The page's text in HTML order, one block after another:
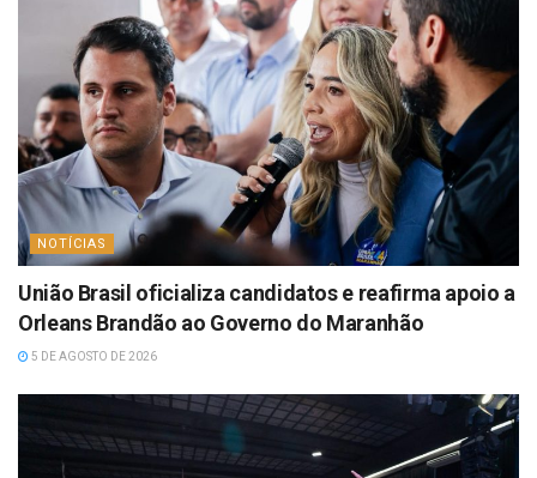
NOTÍCIAS
União Brasil oficializa candidatos e reafirma apoio a
Orleans Brandão ao Governo do Maranhão
5 DE AGOSTO DE 2026